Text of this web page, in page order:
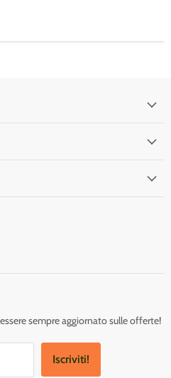
sempre aggiornato sulle offerte!
Iscriviti!